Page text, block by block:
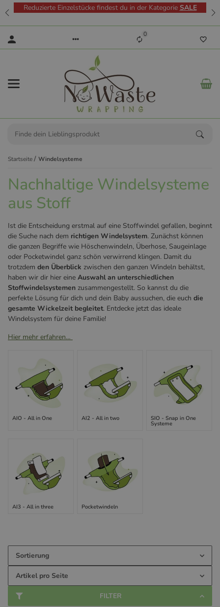
Reduzierte Einzelstücke findest du in der Kategorie SALE
0
Startseite Windelsysteme
Nachhaltige Windelsysteme
aus Stoff
Ist die Entscheidung erstmal auf eine Stoffwindel gefallen, beginnt
die Suche nach dem richtigen Windelsystem. Zunächst können
die ganzen Begriffe wie Höschenwindeln, Überhose, Saugeinlage
oder Pocketwindel ganz schön verwirrend klingen. Damit du
trotzdem den Überblick zwischen den ganzen Windeln behältst,
haben wir dir hier eine Auswahl an unterschiedlichen
Stoffwindelsystemen zusammengestellt. So kannst du die
perfekte Lösung für dich und dein Baby aussuchen, die euch die
gesamte Wickelzeit begleitet. Entdecke jetzt das ideale
Windelsystem für deine Familie!
Hier mehr erfahren…
AIO - All in One AI2 - All in two SIO - Snap in One
Systeme
AI3 - All in three Pocketwindeln
FILTER
Sortierung
Artikel pro Seite